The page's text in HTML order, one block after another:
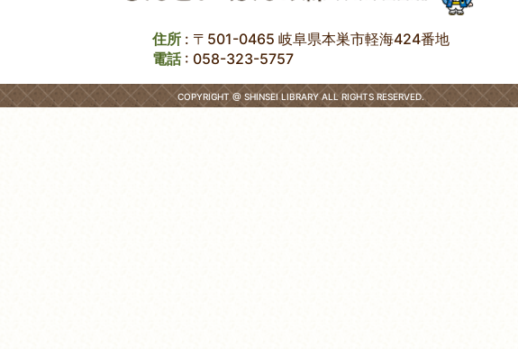
住所 : 〒501-0465 岐阜県本巣市軽海424番地
電話: 058-323-5757
COPYRIGHT @ SHINSEI LIBRARY ALL RIGHTS RESERVED.